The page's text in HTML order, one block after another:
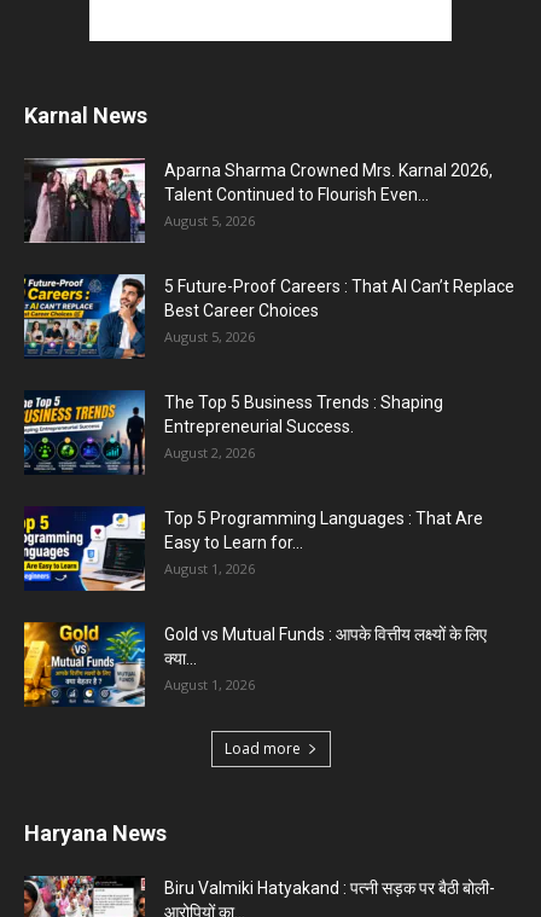
Karnal News
Aparna Sharma Crowned Mrs. Karnal 2026,
Talent Continued to Flourish Even...
August 5, 2026
5 Future-Proof Careers : That AI Can’t Replace
Best Career Choices
August 5, 2026
The Top 5 Business Trends : Shaping
Entrepreneurial Success.
August 2, 2026
Top 5 Programming Languages : That Are
Easy to Learn for...
August 1, 2026
Gold vs Mutual Funds : आपके वित्तीय लक्ष्यों के लिए
क्या...
August 1, 2026
Load more
Haryana News
Biru Valmiki Hatyakand : पत्नी सड़क पर बैठी बोली-
आरोपियों का...